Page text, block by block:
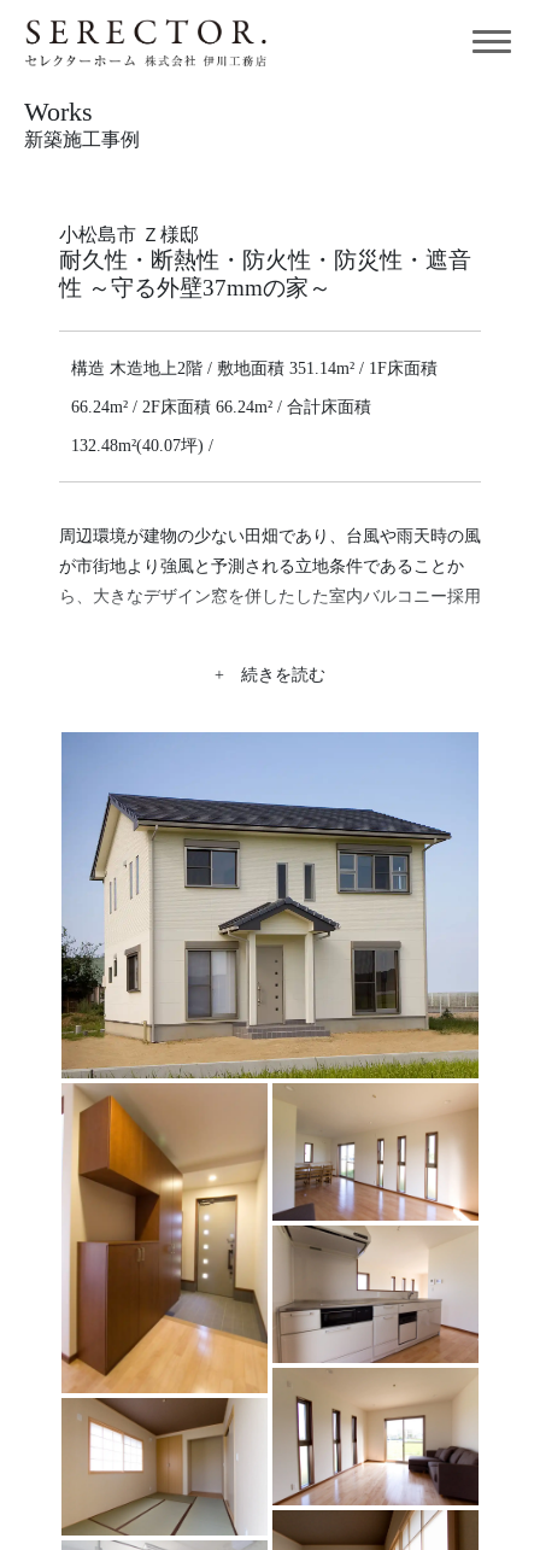
Works
新築施工事例
小松島市 Ｚ様邸
耐久性・断熱性・防火性・防災性・遮音
性 ～守る外壁37mmの家～
構造 木造地上2階 / 敷地面積 351.14m² / 1F床面積
66.24m² / 2F床面積 66.24m² / 合計床面積
132.48m²(40.07坪) /
周辺環境が建物の少ない田畑であり、台風や雨天時の風
が市街地より強風と予測される立地条件であることか
ら、大きなデザイン窓を併したした室内バルコニー採用
し、無垢の自然な色合い豊かな・・和室を併した『木の
筋コンクリート造であるかのような重量感 のある仕上
がりとなりました。
+ 続きを読む